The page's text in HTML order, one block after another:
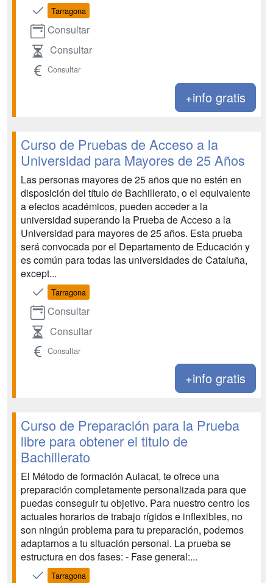
Tarragona
Consultar
Consultar
Consultar
+info gratis
Curso de Pruebas de Acceso a la
Universidad para Mayores de 25 Años
Las personas mayores de 25 años que no estén en
disposición del título de Bachillerato, o el equivalente
a efectos académicos, pueden acceder a la
universidad superando la Prueba de Acceso a la
Universidad para mayores de 25 años. Esta prueba
será convocada por el Departamento de Educación y
es común para todas las universidades de Cataluña,
except...
Tarragona
Consultar
Consultar
Consultar
+info gratis
Curso de Preparación para la Prueba
libre para obtener el titulo de
Bachillerato
El Método de formación Aulacat, te ofrece una
preparación completamente personalizada para que
puedas conseguir tu objetivo. Para nuestro centro los
actuales horarios de trabajo rígidos e inflexibles, no
son ningún problema para tu preparación, podemos
adaptarnos a tu situación personal. La prueba se
estructura en dos fases: - Fase general:...
Tarragona